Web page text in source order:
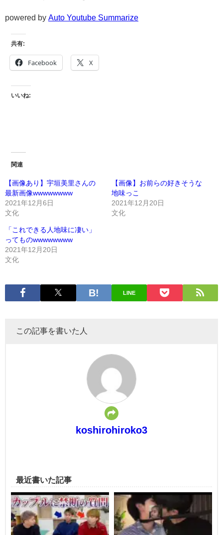
powered by Auto Youtube Summarize
共有:
Facebook X
いいね:
関連
【画像あり】宇垣美里さんの
最新画像wwwwwwww
2021年12月6日
文化
【画像】お前らの好きそうな
地味っこ
2021年12月20日
文化
「これできる人地味に凄い」
ってものwwwwwwww
2021年12月20日
文化
LINE
この記事を書いた人
koshirohiroko3
最近書いた記事